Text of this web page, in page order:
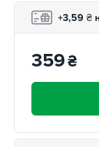
+3,59 ₴
359₴